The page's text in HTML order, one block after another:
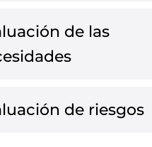
de las
de riesgos